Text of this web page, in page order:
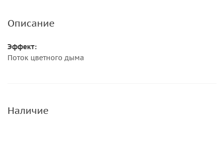
Описание
Эффект:
Поток цветного дыма
Наличие